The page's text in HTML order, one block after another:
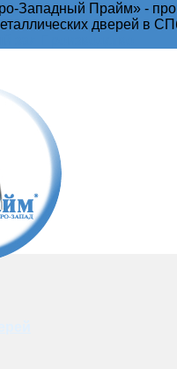
Западный Прайм» -
дверей в